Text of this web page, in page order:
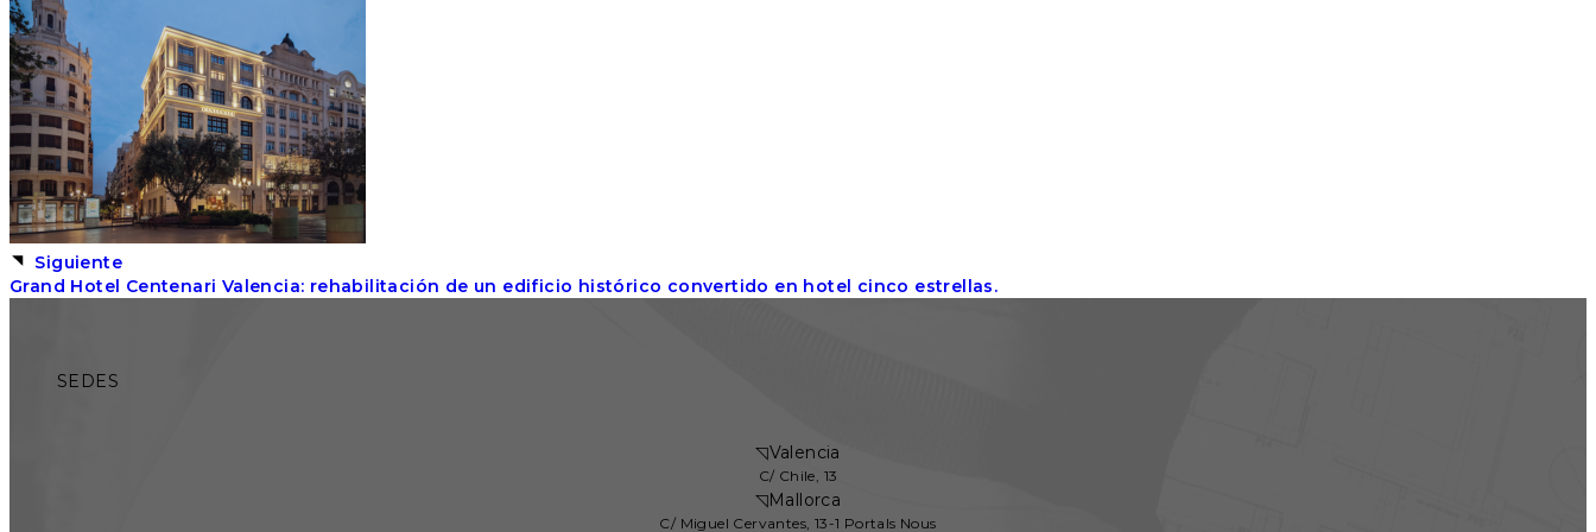
Siguiente
Grand Hotel Centenari Valencia: rehabilitación de un edificio histórico convertido en hotel cinco estrellas.
SEDES
◹Valencia
C/ Chile, 13
◹Mallorca
C/ Miguel Cervantes, 13-1 Portals Nous